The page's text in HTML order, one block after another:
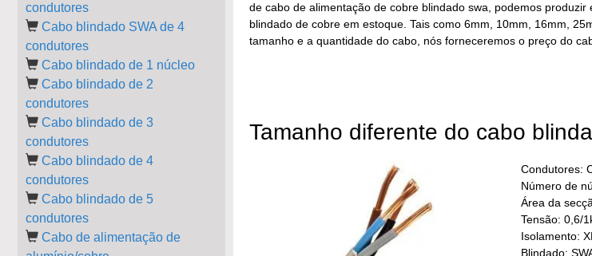
de cabo de alimentação de cobre blindado swa, podemos
blindado de cobre em estoque. Tais como 6mm, 10mm, 16mm,
tamanho e a quantidade do cabo, nós forneceremos o preço do
Tamanho diferente do cabo
Condutores:
Número de
Área da
Tensão: 0,6/
Isolamento:
Blindado:
condutores
Cabo blindado SWA de 4
condutores
Cabo blindado de 1 núcleo
Cabo blindado de 2
condutores
Cabo blindado de 3
condutores
Cabo blindado de 4
condutores
Cabo blindado de 5
condutores
Cabo de alimentação de